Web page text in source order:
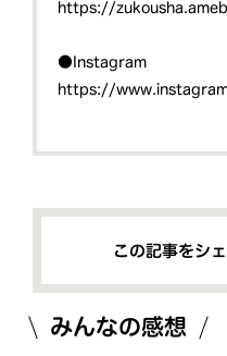
https://
●Instagram
https://
この記事をシ
みんなの感想